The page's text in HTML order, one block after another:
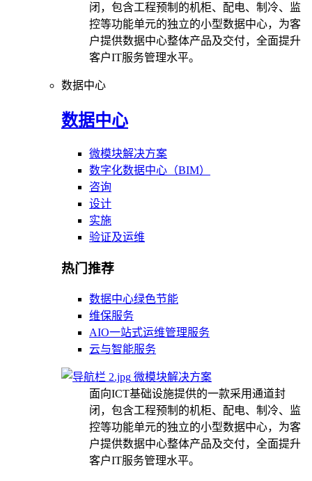
闭，包含工程预制的机柜、配电、制冷、监
控等功能单元的独立的小型数据中心，为客
户提供数据中心整体产品及交付，全面提升
客户IT服务管理水平。
数据中心
数据中心
微模块解决方案
数字化数据中心（BIM）
咨询
设计
实施
验证及运维
热门推荐
数据中心绿色节能
维保服务
AIO一站式运维管理服务
云与智能服务
微模块解决方案
面向ICT基础设施提供的一款采用通道封
闭，包含工程预制的机柜、配电、制冷、监
控等功能单元的独立的小型数据中心，为客
户提供数据中心整体产品及交付，全面提升
客户IT服务管理水平。